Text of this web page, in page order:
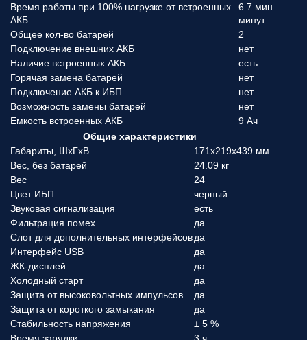
Время работы при 100% нагрузке от встроенных
АКБ
6.7 мин
минут
Общее кол-во батарей
2
Подключение внешних АКБ
нет
Наличие встроенных АКБ
есть
Горячая замена батарей
нет
Подключение АКБ к ИБП
нет
Возможность замены батарей
нет
Емкость встроенных АКБ
9 Ач
Общие характеристики
Габариты, ШхГхВ
171x219x439 мм
Вес, без батарей
24.09 кг
Вес
24
Цвет ИБП
черный
Звуковая сигнализация
есть
Фильтрация помех
да
Слот для дополнительных интерфейсовда
Интерфейс USB
да
ЖК-дисплей
да
Холодный старт
да
Защита от высоковольтных импульсов
да
Защита от короткого замыкания
да
Стабильность напряжения
± 5 %